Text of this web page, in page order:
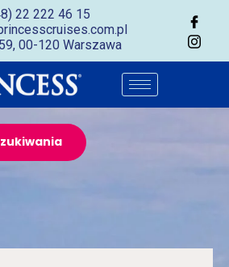
22 222 46 15
00-120 Warszawa